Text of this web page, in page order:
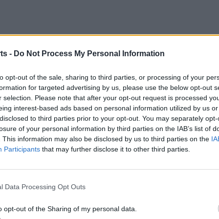
- Do Not Process My Personal Information
opt-out of the sale, sharing to third parties, or processing of your
for targeted advertising by us, please use the below opt-out
selection. Please note that after your opt-out request is processed
interest-based ads based on personal information utilized by us
to third parties prior to your opt-out. You may separately
of your personal information by third parties on the IAB’s list of
This information may also be disclosed by us to third parties on the
Participants that may further disclose it to other third parties.
Data Processing Opt Outs
opt-out of the Sharing of my personal data.
Hugo (Navarro, 76’), Serral (Marc, 76’), Jaume Curto
Jordan (Aleix Ventura, 68’).
(Mestres, 59’), Àngel, Toni Cid (Gaspar, 68’),
59’).
de l’Ebre. Amonestacions per a Queral (33’), Javi
(37’) dels xertolins.
(41’); 3-1, Serral (44’); 4-1, Jaume Curto (52’); 5-1,